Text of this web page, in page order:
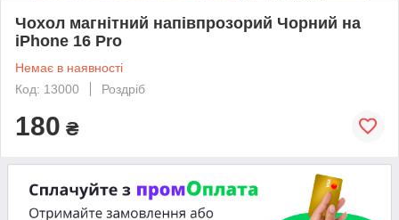
Чохол магнітний напівпрозорий Чорний на
іPhone 16 Pro
Немає в наявності
Код: 13000
Роздріб
180 ₴